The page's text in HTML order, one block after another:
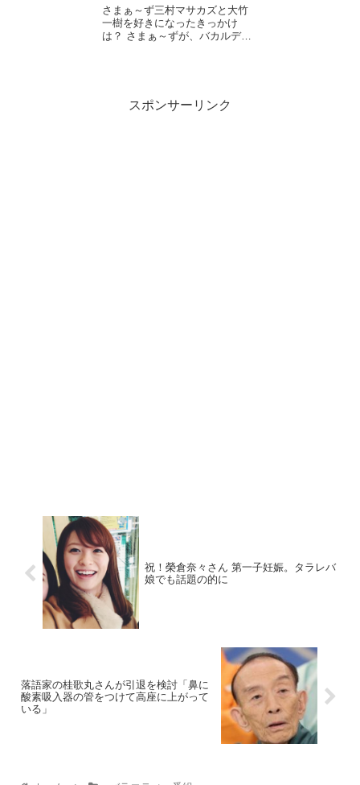
さまぁ～ず三村マサカズと大竹
一樹を好きになったきっかけ
は？ さまぁ～ずが、バカルディ
スポンサーリンク
祝！榮倉奈々さん 第一子妊娠。タラレバ
娘でも話題の的に
落語家の桂歌丸さんが引退を検討「鼻に
酸素吸入器の管をつけて高座に上がって
いる」